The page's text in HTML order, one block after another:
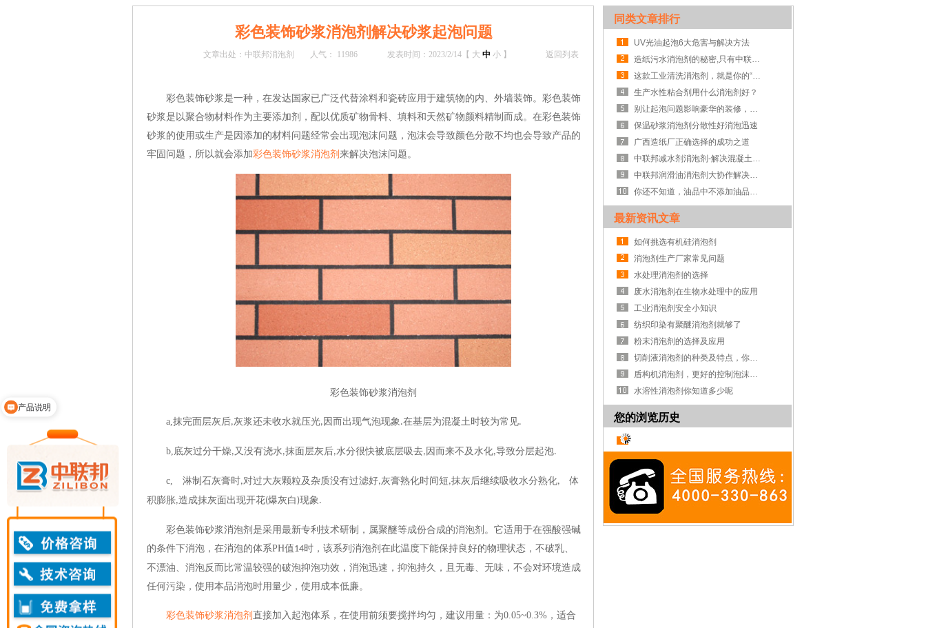
彩色装饰砂浆消泡剂解决砂浆起泡问题
文章出处：中联邦消泡剂 人气： 11986 发表时间：2023/2/14【 大 中 小 】 返回列表
彩色装饰砂浆是一种，在发达国家已广泛代替涂料和瓷砖应用于建筑物的内、外墙装饰。彩色装饰
砂浆是以聚合物材料作为主要添加剂，配以优质矿物骨料、填料和天然矿物颜料精制而成。 在彩色装饰
砂浆的使用或生产是因添加的材料问题经常会出现泡沫问题，泡沫会导致颜色分散不均也会导致产品的
牢固问题，所以就会添加彩色装饰砂浆消泡剂 来解决泡沫问题。
彩色装饰砂浆消泡剂
a,抹完面层灰后,灰浆还未收水就压光, 因而出现气泡现象.在基层为混凝土时较为常见.
b,底灰过分干燥, 又没有浇水,抹面层灰后,水分很快被底层吸去, 因而来不及水化,导致分层起泡.
c, 淋制石灰膏时,对过大灰颗粒及杂质没有过滤好,灰膏熟化时间短,抹灰后继续吸收水分熟化, 体
积膨胀,造成抹灰面出现开花(爆灰白 )现象.
彩色装饰砂浆消泡剂是采用最新专利技术研制，属聚醚等成份合成的消泡剂。它适用于在强酸强碱
的条件下消泡，在消泡的体系PH值14时，该系列消泡剂在此温度下能保持良好的物理状态，不破乳、
不漂油、消泡反而比常温较强的破泡抑泡功效，消泡迅速，抑泡持久，且无毒、无味，不会对环境造成
任何污染，使用本品消泡时用量少，使用成本低廉。
彩色装饰砂浆消泡剂 直接加入起泡体系，在使用前须要搅拌均匀，建议用量：为0.05~0.3% ，适合
同类文章排行
UV光油起泡6大危害与解决方法
造纸污水消泡剂的秘密,只有中联邦知道
这款工业清洗消泡剂，就是你的“真命天子”
生产水性粘合剂用什么消泡剂好？
别让起泡问题影响豪华的装修，快选择乳胶漆消泡剂
保温砂浆消泡剂分散性好消泡迅速
广西造纸厂正确选择的成功之道
中联邦减水剂消泡剂-解决混凝土加入减水剂起泡障碍
中联邦润滑油消泡剂大协作解决泡沫大问题
你还不知道，油品中不添加油品专用消泡剂危害会有多大吧
最新资讯文章
如何挑选有机硅消泡剂
消泡剂生产厂家常见问题
水处理消泡剂的选择
废水消泡剂在生物水处理中的应用
工业消泡剂安全小知识
纺织印染有聚醚消泡剂就够了
粉末消泡剂的选择及应用
切削液消泡剂的种类及特点，你知道吗？
盾构机消泡剂，更好的控制泡沫系统
水溶性消泡剂你知道多少呢
您的浏览历史
产品说明